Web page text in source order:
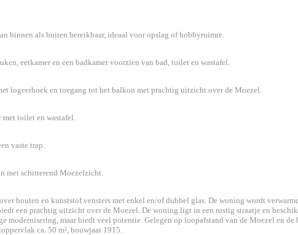
binnen als buiten bereikbaar, ideaal voor opslag of hobbyruimte.
eetkamer en een badkamer voorzien van bad, toilet en wastafel.
logeerhoek en toegang tot het balkon met prachtig uitzicht over de Moezel.
met toilet en wastafel.
vaste trap.
met schitterend Moezelzicht.
houten en kunststof vensters met enkel en/of dubbel glas. De woning wordt
een prachtig uitzicht over de Moezel. De woning ligt in een rustig straatje en
modernisering, maar biedt veel potentie. Gelegen op loopafstand van de Moezel en
ca. 50 m², bouwjaar 1915.